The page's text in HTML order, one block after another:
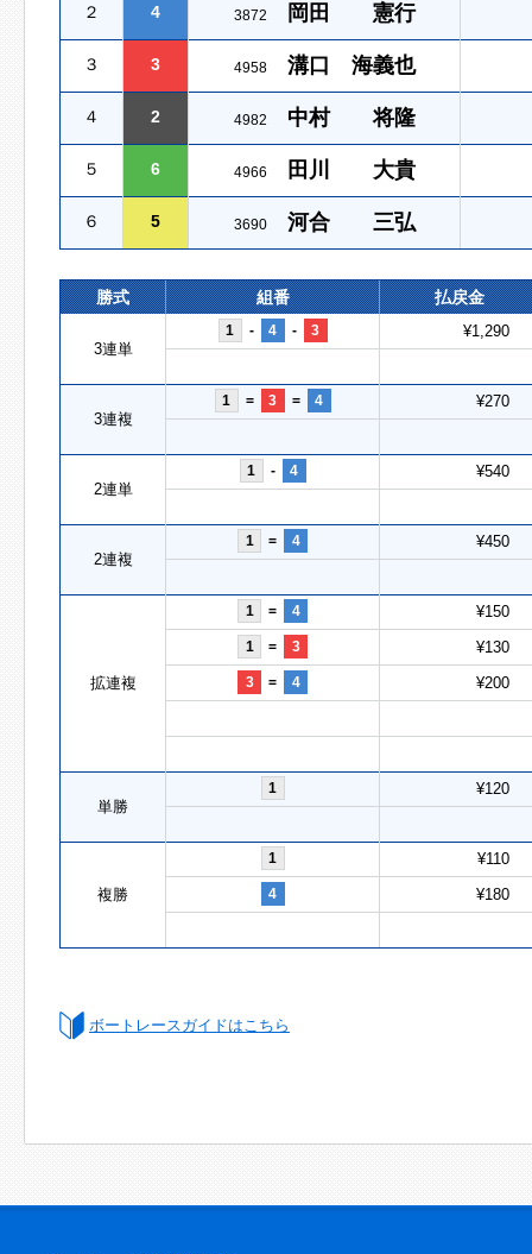
２ 4 3872 岡田 憲行
３ 3 4958 溝口 海義也
４ 2 4982 中村 将隆
５ 6 4966 田川 大貴
６ 5 3690 河合 三弘
勝式 組番 払戻金
3連単
1 - 4 - 3 ¥1,290
3連複
1 = 3 = 4 ¥270
2連単
1 - 4 ¥540
2連複
1 = 4 ¥450
拡連複
1 = 4 ¥150
1 = 3 ¥130
3 = 4 ¥200
単勝
1 ¥120
複勝
1 ¥110
4 ¥180
ボートレースガイドはこちら